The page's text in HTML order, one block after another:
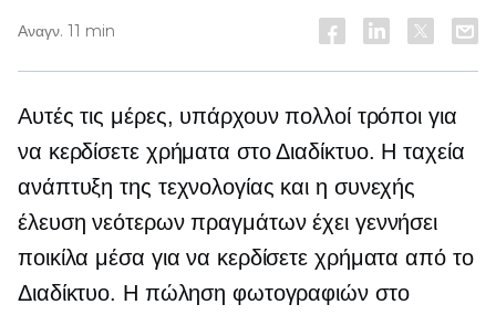
Αναγν. 11 min
Αυτές τις μέρες, υπάρχουν πολλοί τρόποι για
να κερδίσετε χρήματα στο Διαδίκτυο. Η ταχεία
ανάπτυξη της τεχνολογίας και η συνεχής
έλευση νεότερων πραγμάτων έχει γεννήσει
ποικίλα μέσα για να κερδίσετε χρήματα από το
Διαδίκτυο. Η πώληση φωτογραφιών στο